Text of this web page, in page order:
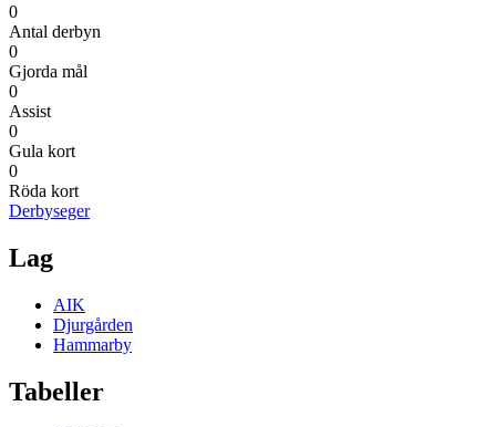
0
Antal derbyn
0
Gjorda mål
0
Assist
0
Gula kort
0
Röda kort
Derbyseger
Lag
AIK
Djurgården
Hammarby
Tabeller